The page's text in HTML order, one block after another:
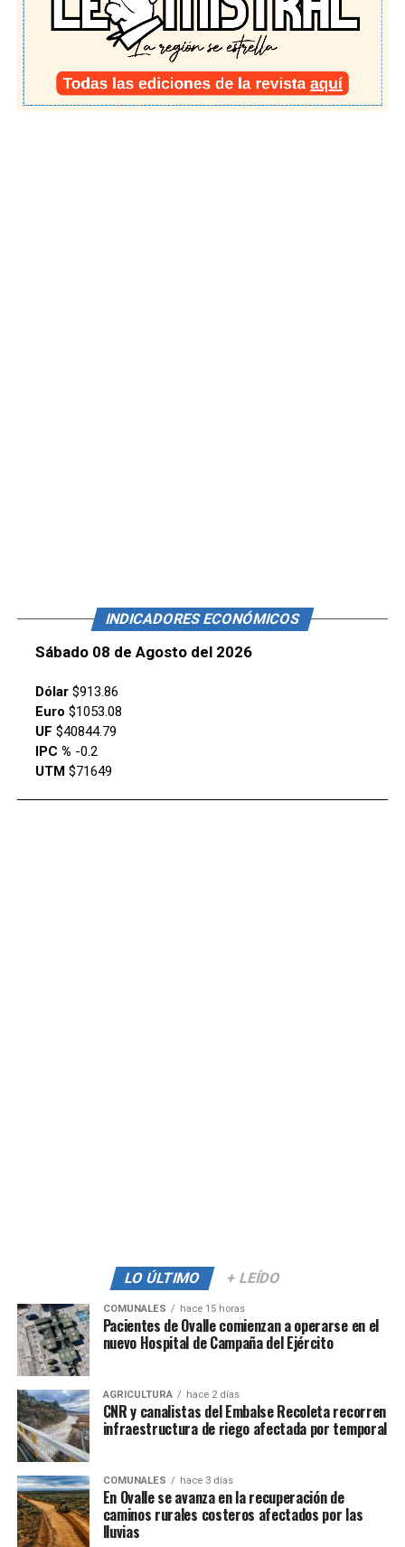
INDICADORES ECONÓMICOS
Sábado 08 de Agosto del 2026
Dólar$913.86
Euro $1053.08
UF $40844.79
IPC % -0.2
UTM$71649
LO ÚLTIMO + LEÍDO
COMUNALES hace 15 horas
Pacientes de Ovalle comienzan a operarse en el
nuevo Hospital de Campaña del Ejército
AGRICULTURA hace 2 días
CNR y canalistas del Embalse Recoleta recorren
infraestructura de riego afectada por temporal
COMUNALES hace 3 días
En Ovalle se avanza en la recuperación de
caminos rurales costeros afectados por las
lluvias